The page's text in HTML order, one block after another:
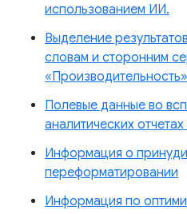
использованием ИИ.
Выделение
словам и сторонним
Полевые данные во
аналитических
Информация о
переформатировании
Информация по